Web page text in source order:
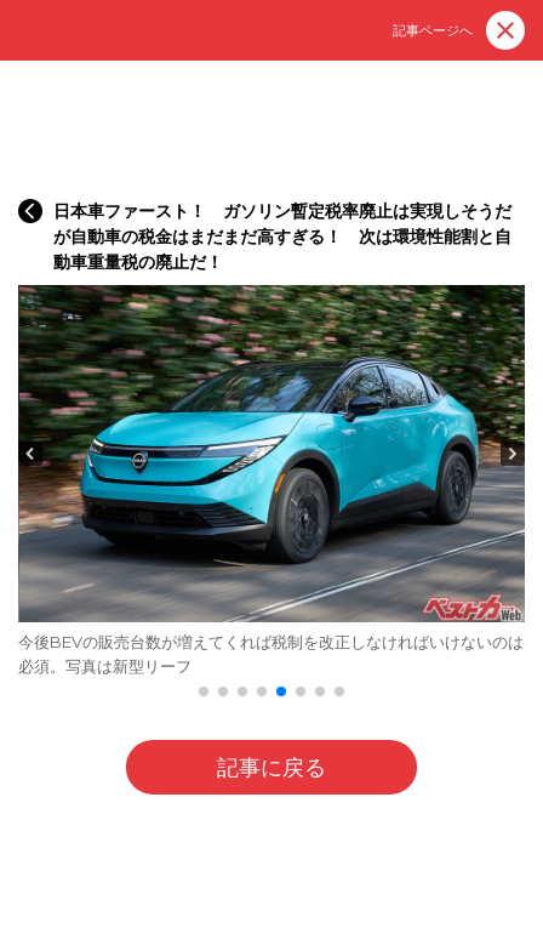
記事ページへ
日本車ファースト！ ガソリン暫定税率廃止は実現しそうだ
が自動車の税金はまだまだ高すぎる！ 次は環境性能割と自
動車重量税の廃止だ！
今後BEVの販売台数が増えてくれば税制を改正しなければいけないのは
必須。写真は新型リーフ
記事に戻る